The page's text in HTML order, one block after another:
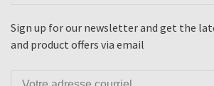
Sign up for our newsletter and get the
and product offers via email